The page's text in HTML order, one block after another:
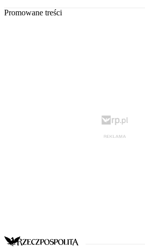
Promowane treści